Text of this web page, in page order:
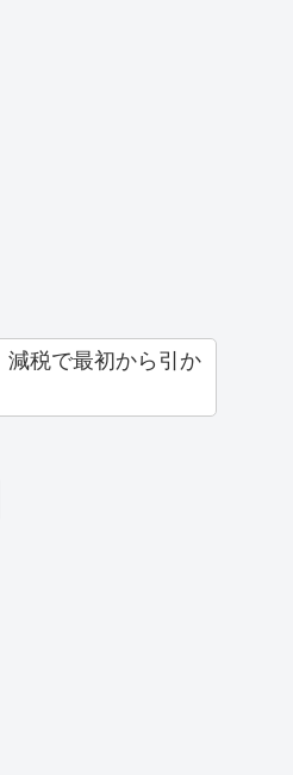
減税で最初から引か